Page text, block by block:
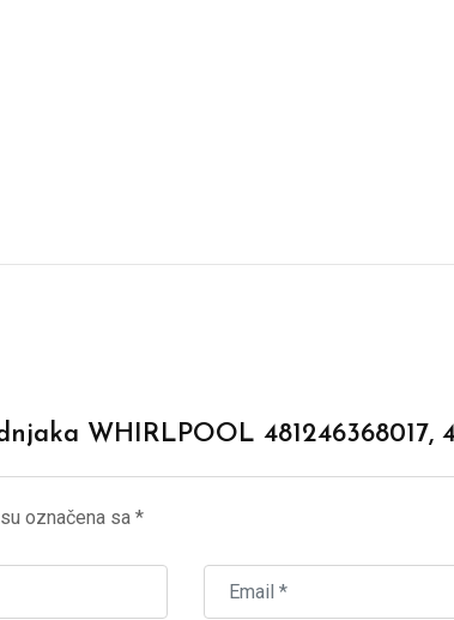
WHIRLPOOL 481246368017,
označena sa *